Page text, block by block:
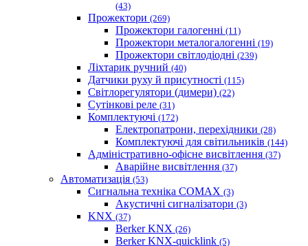
(43)
Прожектори (269)
Прожектори галогенні (11)
Прожектори металогалогенні (19)
Прожектори світлодіодні (239)
Ліхтарик ручний (40)
Датчики руху й присутності (115)
Світлорегулятори (димери) (22)
Сутінкові реле (31)
Комплектуючі (172)
Електропатрони, перехідники (28)
Комплектуючі для світильників (144)
Адміністративно-офісне висвітлення (37)
Аварійне висвітлення (37)
Автоматизація (53)
Сигнальна техніка COMAX (3)
Акустичні сигналізатори (3)
KNX (37)
Berker KNX (26)
Berker KNX-quicklink (5)